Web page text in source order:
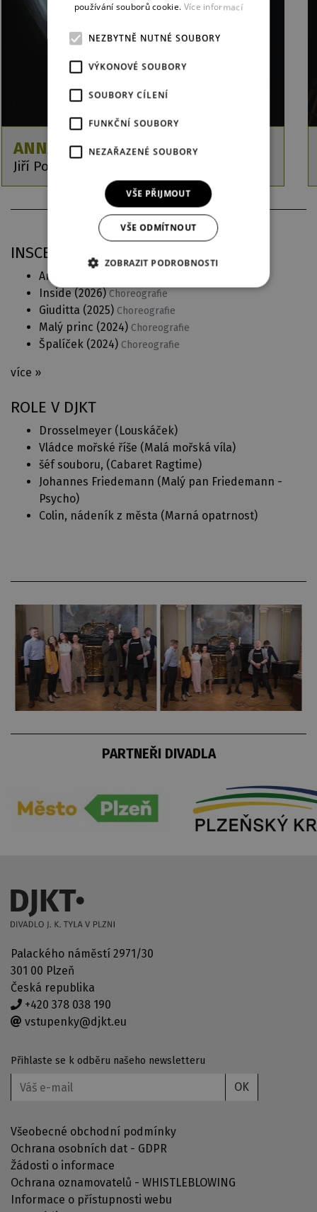
ANNA PAVLOVA
Jiří Pokorný
INSCENAČNÍ PRAXE V DJKT
Anna Pavlova
Inside(2026)Choreografie
Giuditta (2025) Choreografie
Malý princ (2024) Choreografie
Špalíček (2024) Choreografie
více »
ROLE V DJKT
Drosselmeyer (Louskáček)
Vládce mořské říše (Malá mořská víla)
šéf souboru, (Cabaret Ragtime)
Johannes Friedemann (Malý pan Friedemann -
Psycho)
Colin, nádeník z města (Marná opatrnost)
PARTNEŘI DIVADLA
Palackého náměstí 2971/30
301 00 Plzeň
Česká republika
+420 378 038 190
vstupenky@djkt.eu
Přihlaste se k odběru našeho newsletteru
OK
Všeobecné obchodní podmínky
Ochrana osobních dat - GDPR
Žádosti o informace
Ochrana oznamovatelů - WHISTLEBLOWING
Informace o přístupnosti webu
používání souborů cookie. Více informací
NEZBYTNĚ NUTNÉ SOUBORY
VÝKONOVÉ SOUBORY
SOUBORY CÍLENÍ
FUNKČNÍ SOUBORY
NEZAŘAZENÉ SOUBORY
VŠE PŘIJMOUT
VŠE ODMÍTNOUT
ZOBRAZIT PODROBNOSTI